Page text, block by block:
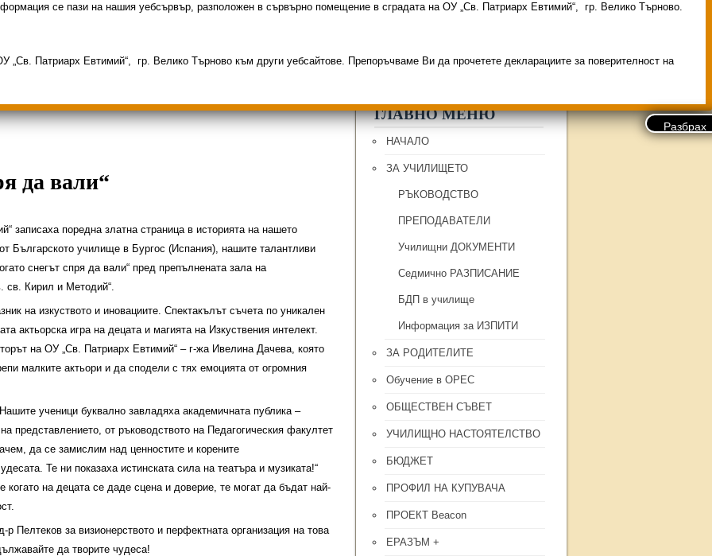
История на училището Контакти
Прием
да вали“
записаха поредна златна страница в историята на нашето
Българското училище в Бургос (Испания), нашите талантливи
снегът спря да вали“ пред препълнената зала на
св. Кирил и Методий“.
на изкуството и иновациите. Спектакълът съчета по уникален
актьорска игра на децата и магията на Изкуствения интелект.
на ОУ „Св. Патриарх Евтимий“ – г-жа Ивелина Дачева, която
малките актьори и да сподели с тях емоцията от огромния
ученици буквално завладяха академичната публика –
представлението, от ръководството на Педагогическия факултет
да се замислим над ценностите и корените
Те ни показаха истинската сила на театъра и музиката!“
когато на децата се даде сцена и доверие, те могат да бъдат най-
р Пелтеков за визионерството и перфектната организация на това
да творите чудеса!
ГЛАВНО МЕНЮ
НАЧАЛО
ЗА УЧИЛИЩЕТО
РЪКОВОДСТВО
ПРЕПОДАВАТЕЛИ
Училищни ДОКУМЕНТИ
Седмично РАЗПИСАНИЕ
БДП в училище
Информация за ИЗПИТИ
ЗА РОДИТЕЛИТЕ
Обучение в ОРЕС
ОБЩЕСТВЕН СЪВЕТ
УЧИЛИЩНО НАСТОЯТЕЛСТВО
БЮДЖЕТ
ПРОФИЛ НА КУПУВАЧА
ПРОЕКТ Beacon
ЕРАЗЪМ +
се пази на нашия уебсървър, разположен в сървърно помещение в сградата на ОУ „Св. Патриарх Евтимий“, гр. Велико Търново.
„Св. Патриарх Евтимий“, гр. Велико Търново към други уебсайтове. Препоръчваме Ви да прочетете декларациите за поверителност на